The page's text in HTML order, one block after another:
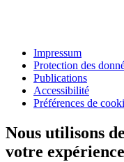
Impressum
Protection des
Publications
Accessibilité
Préférences de
Nous utilisons
votre expérience